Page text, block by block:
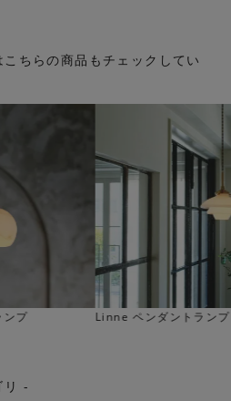
ちらの商品もチェックしてい
Ulpu ペンダントランプ
リ -